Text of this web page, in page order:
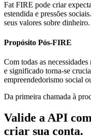
Fat FIRE pode criar
estendida e pressões
seus valores sobre dinheiro.
Propósito Pós-FIRE
Com todas as
e significado torna-se
empreendedorismo social
Da primeira chamada à
Valide a API
criar sua conta.